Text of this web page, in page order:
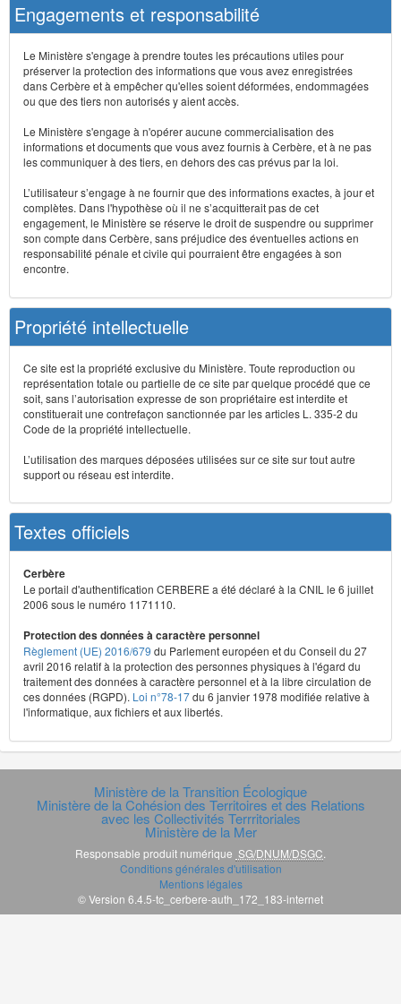
Engagements et responsabilité
Le Ministère s'engage à prendre toutes les précautions utiles pour
préserver la protection des informations que vous avez enregistrées
dans Cerbère et à empêcher qu'elles soient déformées, endommagées
ou que des tiers non autorisés y aient accès.
Le Ministère s'engage à n'opérer aucune commercialisation des
informations et documents que vous avez fournis à Cerbère, et à ne pas
les communiquer à des tiers, en dehors des cas prévus par la loi.
L’utilisateur s’engage à ne fournir que des informations exactes, à jour et
complètes. Dans l'hypothèse où il ne s’acquitterait pas de cet
engagement, le Ministère se réserve le droit de suspendre ou supprimer
son compte dans Cerbère, sans préjudice des éventuelles actions en
responsabilité pénale et civile qui pourraient être engagées à son
encontre.
Propriété intellectuelle
Ce site est la propriété exclusive du Ministère. Toute reproduction ou
représentation totale ou partielle de ce site par quelque procédé que ce
soit, sans l’autorisation expresse de son propriétaire est interdite et
constituerait une contrefaçon sanctionnée par les articles L. 335-2 du
Code de la propriété intellectuelle.
L’utilisation des marques déposées utilisées sur ce site sur tout autre
support ou réseau est interdite.
Textes officiels
Cerbère
Le portail d'authentification CERBERE a été déclaré à la CNIL le 6 juillet
2006 sous le numéro 1171110.
Protection des données à caractère personnel
Règlement (UE) 2016/679 du Parlement européen et du Conseil du 27
avril 2016 relatif à la protection des personnes physiques à l'égard du
traitement des données à caractère personnel et à la libre circulation de
ces données (RGPD). Loi n°78-17du 6 janvier 1978 modifiée relative à
l'informatique, aux fichiers et aux libertés.
Ministère de la Transition Écologique
Ministère de la Cohésion des Territoires et des Relations
avec les Collectivités Terrritoriales
Ministère de la Mer
Responsable produit numérique SG/DNUM/DSGC
Conditions générales d'utilisation
Mentions légales
© Version 6.4.5-tc_cerbere-auth_172_183-internet